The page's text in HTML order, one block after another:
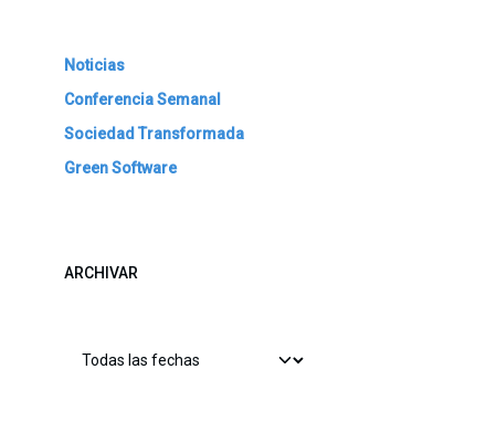
Noticias
Conferencia Semanal
Sociedad Transformada
Green Software
ARCHIVAR